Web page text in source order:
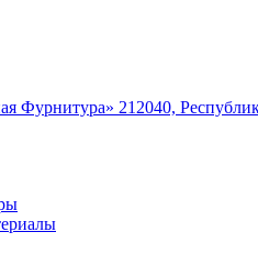
Фурнитура» 212040,